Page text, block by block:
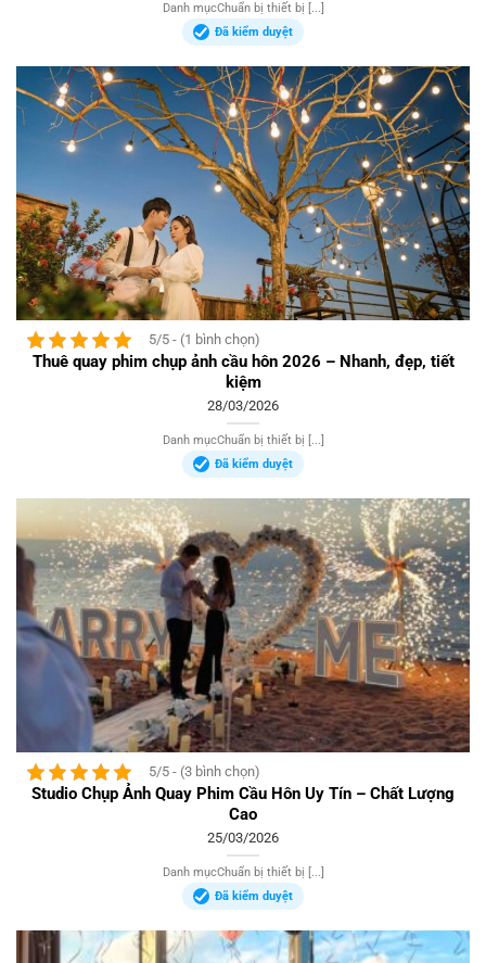
Danh mụcChuẩn bị thiết bị [...]
Đã kiểm duyệt
5/5 - (1 bình chọn)
Thuê quay phim chụp ảnh cầu hôn 2026 – Nhanh, đẹp, tiết
kiệm
28/03/2026
Danh mụcChuẩn bị thiết bị [...]
Đã kiểm duyệt
5/5 - (3 bình chọn)
Studio Chụp Ảnh Quay Phim Cầu Hôn Uy Tín – Chất Lượng
Cao
25/03/2026
Danh mụcChuẩn bị thiết bị [...]
Đã kiểm duyệt